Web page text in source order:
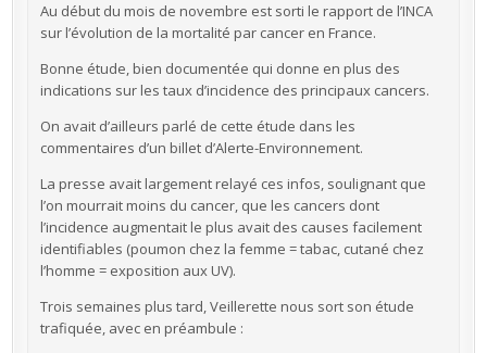
Au début du mois de novembre est sorti le rapport de l’INCA
sur l’évolution de la mortalité par cancer en France.
Bonne étude, bien documentée qui donne en plus des
indications sur les taux d’incidence des principaux cancers.
On avait d’ailleurs parlé de cette étude dans les
commentaires d’un billet d’Alerte-Environnement.
La presse avait largement relayé ces infos, soulignant que
l’on mourrait moins du cancer, que les cancers dont
l’incidence augmentait le plus avait des causes facilement
identifiables (poumon chez la femme = tabac, cutané chez
l’homme = exposition aux UV).
Trois semaines plus tard, Veillerette nous sort son étude
trafiquée, avec en préambule :